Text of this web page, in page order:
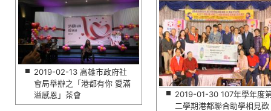
2019-02-13 高雄市政府社
會局舉辦之「港都有你 愛滿
溢感恩」茶會
2019-01-30 107年學年度
二學期港都聯合助學相見歡